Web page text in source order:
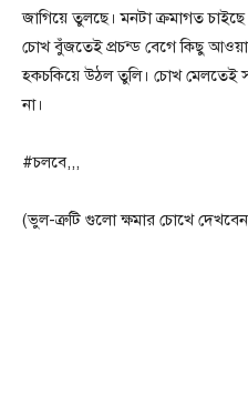
জাগিয়ে তুলছে। মনটা ক্রমাগত
চোখ বুঁজতেই প্রচন্ড বেগে কিছু
হকচকিয়ে উঠল তুলি। চোখ মেলতেই
না।
#চলবে,,,
(ভুল-ত্রুটি গুলো ক্ষমার চোখে